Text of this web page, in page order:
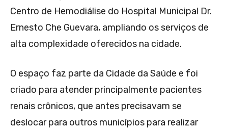
Centro de Hemodiálise do Hospital Municipal Dr.
Ernesto Che Guevara, ampliando os serviços de
alta complexidade oferecidos na cidade.
O espaço faz parte da Cidade da Saúde e foi
criado para atender principalmente pacientes
renais crônicos, que antes precisavam se
deslocar para outros municípios para realizar